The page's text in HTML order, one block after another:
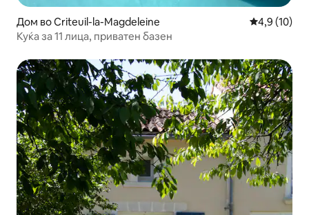
Дом во Criteuil-la-Magdeleine Просечна
4,9 (10)
Куќа за 11 лица, приватен базен